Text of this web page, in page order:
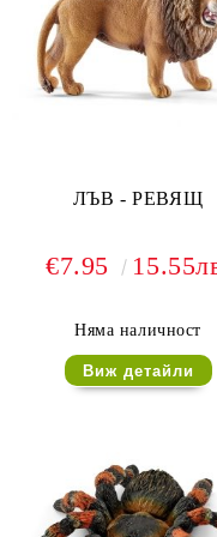
ЛЪВ - РЕВЯЩ
€7.95
Няма наличност
Виж детайли